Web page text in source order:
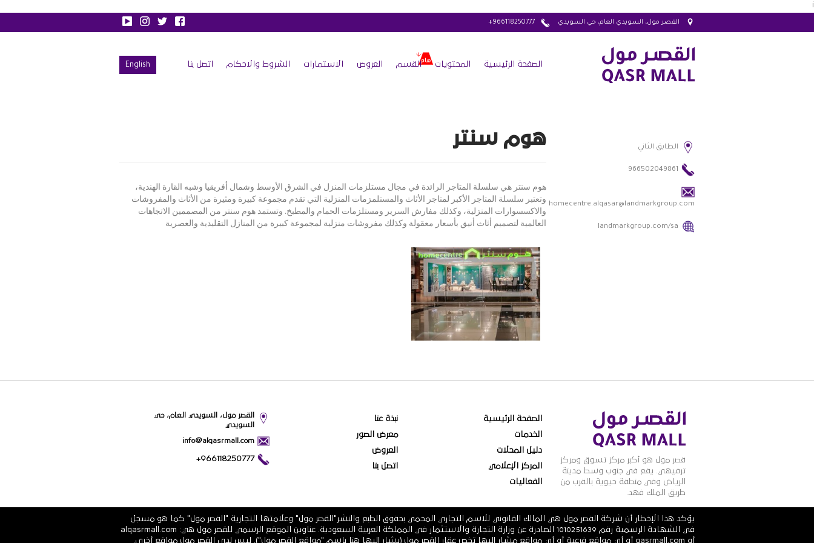
i
القصر مول، السويدي العام، حي السويدي +966118250777
الصفحة الرئيسية المحتويات القسم العروض الاستمارات الشروط والاحكام اتصل بنا English
الطابق الثاني
966502049861
homecentre.alqasar@landmarkgroup.com
landmarkgroup.com/sa
هوم سنتر
هوم سنتر هي سلسلة المتاجر الرائدة في مجال مستلزمات المنزل في الشرق الأوسط وشمال أفريقيا وشبه القارة الهندية،
وتعتبر سلسلة المتاجر الأكبر لمتاجر الأثاث والمستلمزمات المنزلية التي تقدم مجموعة كبيرة ومثيرة من الأثاث والمفروشات
والاكسسوارات المنزلية، وكذلك مفارش السرير ومستلزمات الحمام والمطبخ. وتستمد هوم سنتر من المصممين الاتجاهات
العالمية لتصميم أثاث أنيق بأسعار معقولة وكذلك مفروشات منزلية لمجموعة كبيرة من المنازل التقليدية والعصرية
قصر مول هو أكبر مركز تسوق ومركز
ترفيهي. يقع في جنوب وسط مدينة
الرياض وفي منطقة حيوية بالقرب من
طريق الملك فهد.
الصفحة الرئيسية
الخدمات
دليل المحلات
المركز الإعلامي
الفعاليات
نبذة عنا
معرض الصور
العروض
اتصل بنا
القصر مول، السويدي العام، حي
السويدي
info@alqasrmall.com
+966118250777
يؤكد هذا الإخطار أن شركة القصر مول هي المالك القانوني للاسم التجاري المحمي بحقوق الطبع والنشر"القصر مول" وعلامتها التجارية "القصر مول" كما هو مسجل
في الشهادة الرسمية رقم 1010251639 الصادرة عن وزارة التجارة والاستثمار في المملكة العربية السعودية. عناوين الموقع الرسمي للقصر مول هي: alqasrmall.com
أو qasrmall.com أو أي مواقع فرعية أو أي مواقع مشار إليها تخص عقار القصر مول (يشار إليها هنا باسم "مواقع القصر مول"). ليس لدى القصر مول مواقع أخرى.